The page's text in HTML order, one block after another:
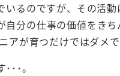
るのですが、その活
自分の仕事の価値をき
アが育つだけではダメ
･･。